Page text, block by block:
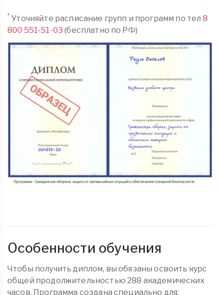
* Уточняйте расписание групп и программ по тел 8
800 551-51-03 (бесплатно по РФ)
Особенности обучения
Чтобы получить диплом, вы обязаны освоить курс
общей продолжительностью 288 академических
часов. Программа создана специально для: